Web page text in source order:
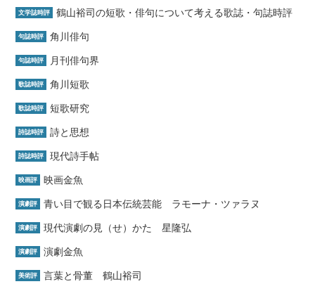
文学誌時評 鶴山裕司の短歌・俳句について考える歌誌・句誌時評
句誌時評 角川俳句
句誌時評 月刊俳句界
歌誌時評 角川短歌
歌誌時評 短歌研究
詩誌時評 詩と思想
詩誌時評 現代詩手帖
映画評 映画金魚
演劇評 青い目で観る日本伝統芸能 ラモーナ・ツァラヌ
演劇評 現代演劇の見（せ）かた 星隆弘
演劇評 演劇金魚
美術評 言葉と骨董 鶴山裕司